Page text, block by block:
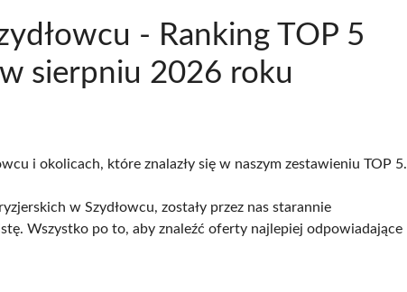
- Ranking TOP 5
sierpniu 2026 roku
i okolicach, które znalazły się w naszym zestawieniu TOP 5.
w Szydłowcu, zostały przez nas starannie
Wszystko po to, aby znaleźć oferty najlepiej odpowiadające